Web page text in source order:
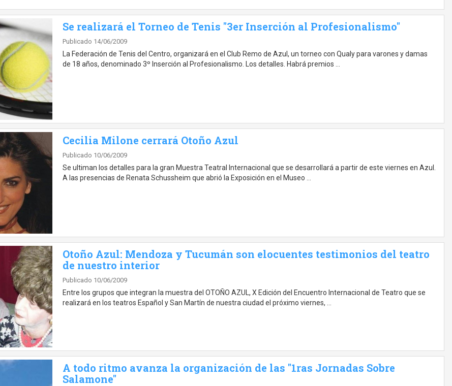
Se realizará el Torneo de Tenis "3er Inserción al Profesionalismo"
Publicado 14/06/2009
La Federación de Tenis del Centro, organizará en el Club Remo de Azul, un torneo con Qualy para varones y damas
de 18 años, denominado 3º Inserción al Profesionalismo. Los detalles. Habrá premios …
Cecilia Milone cerrará Otoño Azul
Publicado 10/06/2009
Se ultiman los detalles para la gran Muestra Teatral Internacional que se desarrollará a partir de este viernes en Azul.
A las presencias de Renata Schussheim que abrió la Exposición en el Museo …
Otoño Azul: Mendoza y Tucumán son elocuentes testimonios del teatro
de nuestro interior
Publicado 10/06/2009
Entre los grupos que integran la muestra del OTOÑO AZUL, X Edición del Encuentro Internacional de Teatro que se
realizará en los teatros Español y San Martín de nuestra ciudad el próximo viernes, …
A todo ritmo avanza la organización de las "1ras Jornadas Sobre
Salamone"